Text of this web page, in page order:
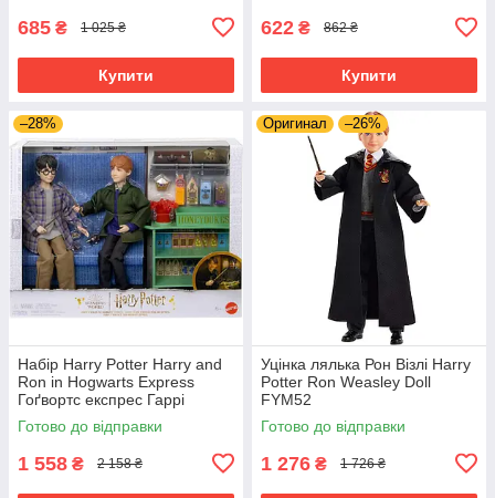
685 ₴ 1 025 ₴
Купити
622 ₴ 862 ₴
Купити
–28%
Набір Harry Potter Harry and
Ron in Hogwarts Express
Гоґвортс експрес Гаррі
Поттер і Рон Візлі HND79
Готово до відправки
1 558 ₴ 2 158 ₴
Оригинал –26%
Уцінка лялька Рон Візлі Harry
Potter Ron Weasley Doll
FYM52
Готово до відправки
1 276 ₴ 1 726 ₴